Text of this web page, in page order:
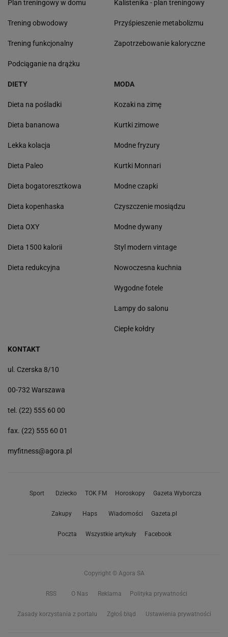
Plan treningowy w domu
Trening obwodowy
Trening funkcjonalny
Podciąganie na drążku
Kalistenika - plan treningowy
Przyśpieszenie metabolizmu
Zapotrzebowanie kaloryczne
DIETY
Dieta na pośladki
Dieta bananowa
Lekka kolacja
Dieta Paleo
Dieta bogatoresztkowa
Dieta kopenhaska
Dieta OXY
Dieta 1500 kalorii
Dieta redukcyjna
MODA
Kozaki na zimę
Kurtki zimowe
Modne fryzury
Kurtki Monnari
Modne czapki
Czyszczenie mosiądzu
Modne dywany
Styl modern vintage
Nowoczesna kuchnia
Wygodne fotele
Lampy do salonu
Ciepłe kołdry
KONTAKT
ul. Czerska 8/10
00-732 Warszawa
tel. (22) 555 60 00
fax. (22) 555 60 01
myfitness@agora.pl
Sport Dziecko TOK FM Horoskopy Gazeta Wyborcza
Zakupy Haps Wiadomości Gazeta.pl
Poczta Wszystkie artykuły Facebook
Copyright © Agora SA
RSS O Nas Reklama Polityka prywatności
Zasady korzystania z portalu Zgłoś błąd Ustawienia prywatności